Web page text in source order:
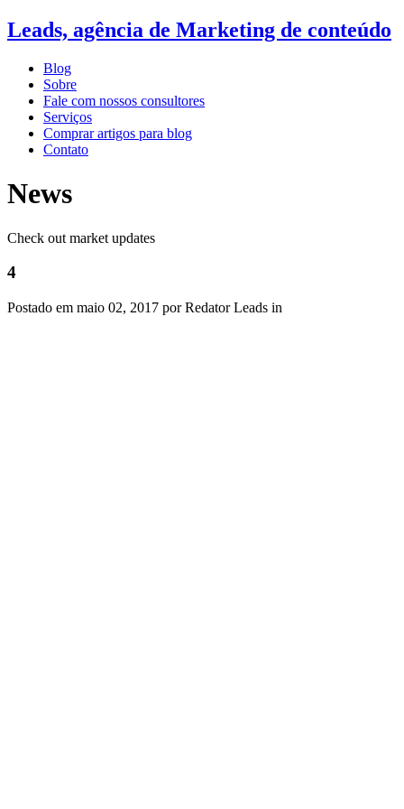
Leads, agência de Marketing de conteúdo
Blog
Sobre
Fale com nossos consultores
Serviços
Comprar artigos para blog
Contato
News
Check out market updates
4
Postado em maio 02, 2017 por Redator Leads in